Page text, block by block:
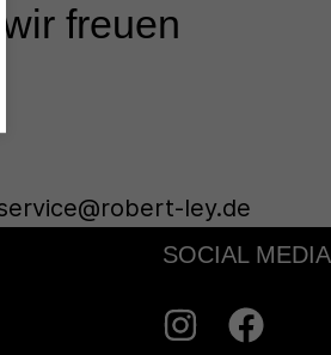
freuen
ley.de
SOCIAL MEDIA